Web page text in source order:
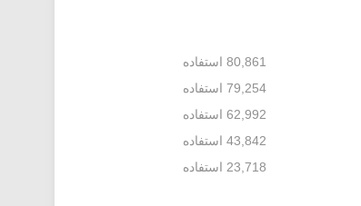
80,861 استفاده
79,254 استفاده
62,992 استفاده
43,842 استفاده
23,718 استفاده